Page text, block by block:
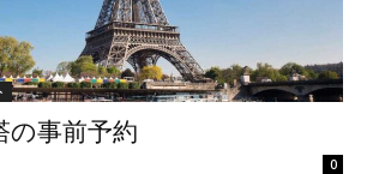
の事前予約
0